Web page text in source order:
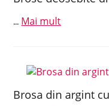
... Mai mult
Brosa din argint